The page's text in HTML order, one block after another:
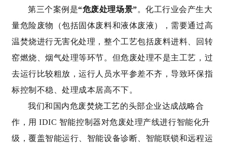
第三个案例是“危废处理场景”。化工行业会产生大
量危险废物（包括固体废料和液体废液），需要通过高
温焚烧进行无害化处理，整个工艺包括废料进料、回转
窑燃烧、烟气处理等环节。但危废处理不是主工艺，过
去运行比较粗放，运行人员水平参差不齐，导致环保指
标控制不稳、处理成本居高不下。
我们和国内危废焚烧工艺的头部企业达成战略合
作，用 IDIC 智能控制器对危废处理产线进行智能化升
级，覆盖智能运行、智能设备诊断、智能联锁和远程运